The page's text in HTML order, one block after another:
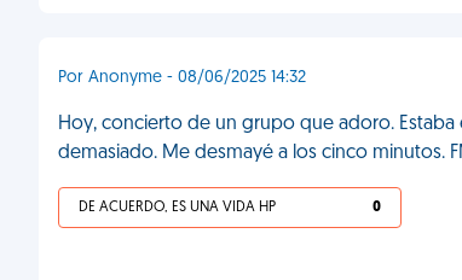
Por Anonyme - 08/06/2025 14:32
Hoy, concierto de un grupo que adoro.
demasiado. Me desmayé a los cinco minutos.
DE ACUERDO, ES UNA VIDA HP 0